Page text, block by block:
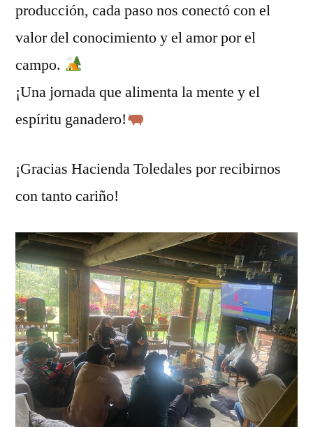
producción, cada paso nos conectó con el
valor del conocimiento y el amor por el
campo.
¡Una jornada que alimenta la mente y el
espíritu ganadero!
¡Gracias Hacienda Toledales por recibirnos
con tanto cariño!